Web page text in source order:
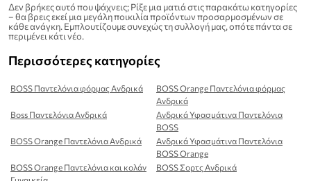
Δεν βρήκες αυτό που ψάχνεις; Ρίξε μια ματιά στις παρακάτω κατηγορίες
– θα βρεις εκεί μια μεγάλη ποικιλία προϊόντων προσαρμοσμένων σε
κάθε ανάγκη. Εμπλουτίζουμε συνεχώς τη συλλογή μας, οπότε πάντα σε
περιμένει κάτι νέο.
Περισσότερες κατηγορίες
BOSS Παντελόνια φόρμας Ανδρικά
BOSS Orange Παντελόνια φόρμας
Ανδρικά
Boss Παντελόνια Ανδρικά
Ανδρικά Υφασμάτινα Παντελόνια
BOSS
BOSS Orange Παντελόνια Ανδρικά
Ανδρικά Υφασμάτινα Παντελόνια
BOSS Orange
BOSS Orange Παντελόνια και κολάν
BOSS Σορτς Ανδρικά